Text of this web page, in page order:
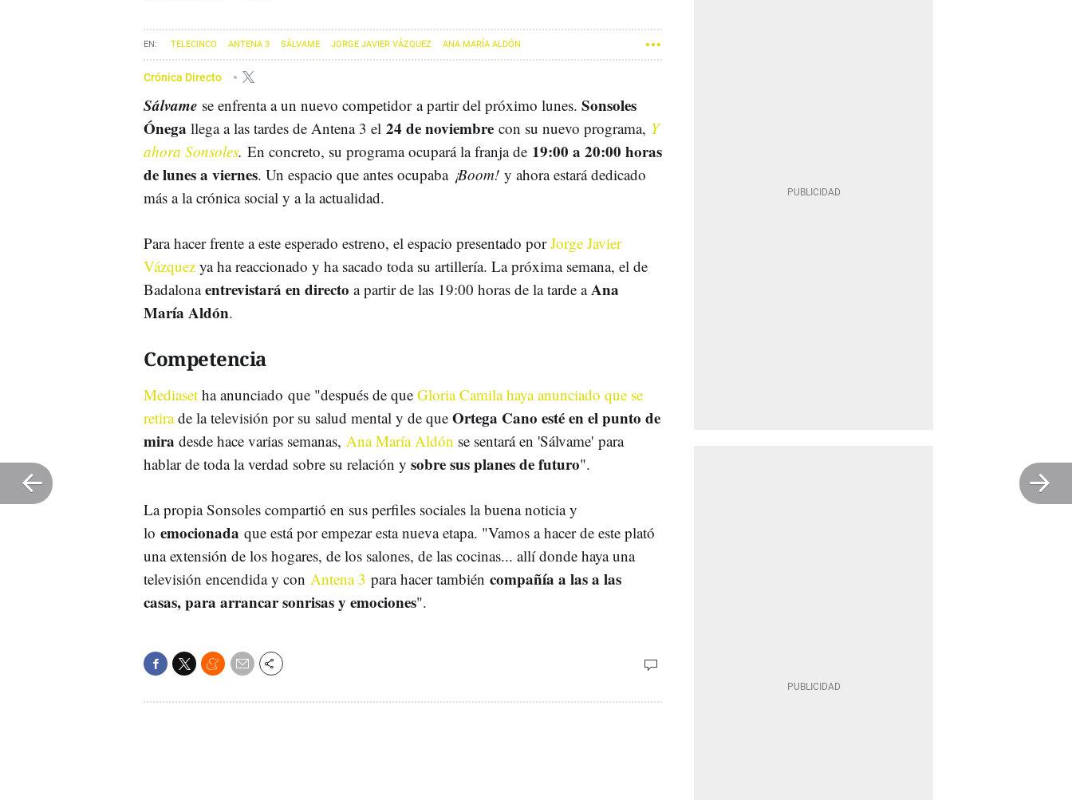
TELECINCO ANTENA 3 SÁLVAME JORGE JAVIER VÁZQUEZ ANA MARÍA ALDÓN
Crónica Directo
Sálvame se enfrenta a un nuevo competidor a partir del próximo lunes. Sonsoles
Ónega llega a las tardes de Antena 3 el 24 de noviembre con su nuevo programa, Y
ahora Sonsoles. En concreto, su programa ocupará la franja de 19:00 a 20:00 horas
de lunes a viernes. Un espacio que antes ocupaba ¡Boom! y ahora estará dedicado
más a la crónica social y a la actualidad.
Para hacer frente a este esperado estreno, el espacio presentado porJorge Javier
Vázquez ya ha reaccionado y ha sacado toda su artillería. La próxima semana, el de
Badalonaentrevistará en directo a partir de las 19:00 horas de la tarde aAna
María Aldón.
Competencia
Mediaset ha anunciado que "después de que Gloria Camila haya anunciado que se
retirade la televisión por su salud mental y de que Ortega Cano esté en el punto de
mira desde hace varias semanas, Ana María Aldón se sentará en 'Sálvame' para
hablar de toda la verdad sobre su relación y sobre sus planes de futuro".
La propia Sonsoles compartió en sus perfiles sociales la buena noticia y
lo emocionada que está por empezar esta nueva etapa. "Vamos a hacer de este plató
una extensión de los hogares, de los salones, de las cocinas... allí donde haya una
televisión encendida y con Antena 3 para hacer también compañía a las a las
casas, para arrancar sonrisas y emociones".